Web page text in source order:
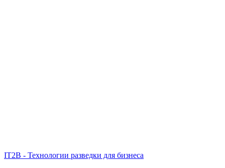
IT2B - Технологии разведки для бизнеса